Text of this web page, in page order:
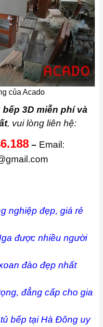
của Acado
3D miễn phí và
, vui lòng liên hệ:
– Email:
nghiệp đẹp, giá rẻ
được nhiều người
đào đẹp nhất
đẳng cấp cho gia
bếp tại Hà Đông uy